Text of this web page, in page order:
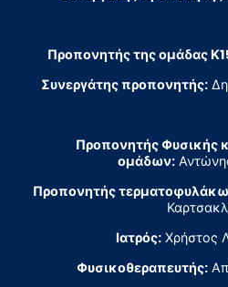
Προπονητής της ομάδας
Συνεργάτης προπονητής:
Προπονητής Φυσικής
ομάδων:
Προπονητής
Ιατρός:Χρήστος
Φυσικοθεραπευτής: